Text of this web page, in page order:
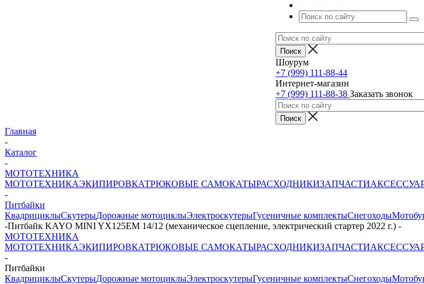
Шоурум
+7 (999) 111-88-44
Интернет-магазин
+7 (999) 111-88-38 Заказать звонок
Главная
-
Каталог
-
МОТОТЕХНИКА
МОТОТЕХНИКАЭКИПИРОВКАТРЮКОВЫЕ САМОКАТЫРАСХОДНИКИЗАПЧАСТИ
-
Питбайки
КвадрициклыСкутерыДорожные мотоциклыЭлектроскутерыГусеничные комплектыСнегоходы
-Питбайк KAYO MINI YX125EM 14/12 (механическое сцепление, электрический стартер 2022 г.) -
МОТОТЕХНИКА
МОТОТЕХНИКАЭКИПИРОВКАТРЮКОВЫЕ САМОКАТЫРАСХОДНИКИЗАПЧАСТИ
-
Питбайки
КвадрициклыСкутерыДорожные мотоциклыЭлектроскутерыГусеничные комплектыСнегоходы